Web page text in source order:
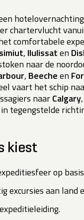
chartervlucht
comfortabele
, Ilulissaten
naar de
, Beecheen
vaart het schip
naarCalgary
tegengstelde
kiest
op
excursies aan land